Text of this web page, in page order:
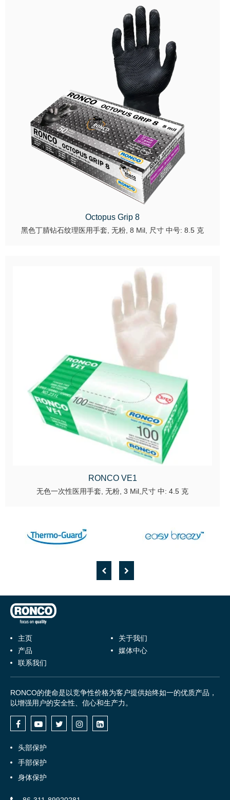
Octopus Grip 8
黑色丁腈钻石纹理医用手套, 无粉, 8 Mil, 尺寸 中号: 8.5 克
RONCO VE1
无色一次性医用手套, 无粉, 3 Mil,尺寸 中: 4.5 克
主页
关于我们
产品
媒体中心
联系我们
RONCO的使命是以竞争性价格为客户提供始终如一的优质产品，
以增强用户的安全性、信心和生产力。
头部保护
手部保护
身体保护